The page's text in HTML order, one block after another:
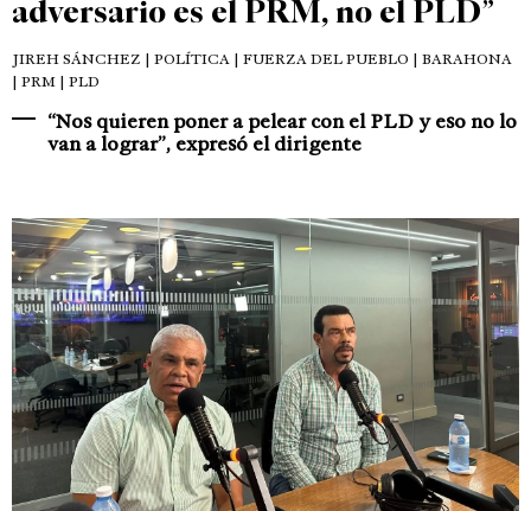
adversario es el PRM, no el PLD”
JIREH SÁNCHEZ | POLÍTICA | FUERZA DEL PUEBLO | BARAHONA
| PRM | PLD
“Nos quieren poner a pelear con el PLD y eso no lo
van a lograr”, expresó el dirigente